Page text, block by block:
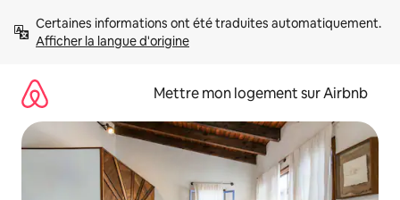
directement
Afficher la langue d'origine
Mettre mon logement sur Airbnb